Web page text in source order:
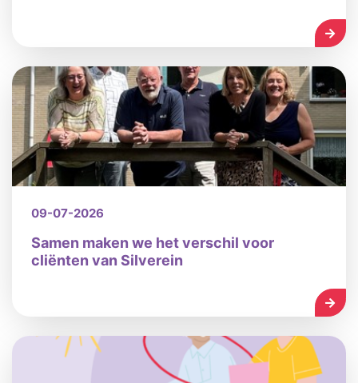
09-07-2026
Samen maken we het verschil voor
cliënten van Silverein